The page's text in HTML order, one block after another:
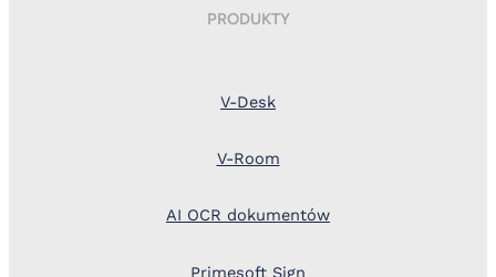
PRODUKTY
V-Desk
V-Room
AI OCR dokumentów
Primesoft Sign